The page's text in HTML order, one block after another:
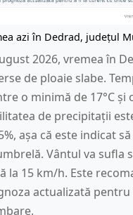
azi în Dedrad, județul
2026, vremea în
de ploaie slabe.
o minimă de 17°C și
de precipitații
așa că este indicat
Vântul va sufla
la 15 km/h. Este
actualizată